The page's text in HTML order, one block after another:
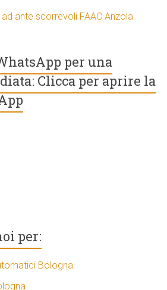
ante scorrevoli FAAC Anzola
per una
Clicca per aprire la
per:
Bologna